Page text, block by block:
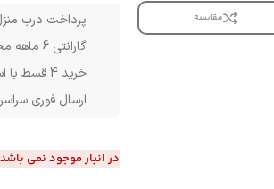
مقایسه
پرداخت درب
گارانتی 6 ماهه محصولات
خرید 4 قسط با اسنپ پی بدون سود
ارسال فوری
در انبار موجود نمی باشد